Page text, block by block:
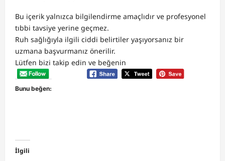
Bu içerik yalnızca bilgilendirme amaçlıdır ve profesyonel
tıbbi tavsiye yerine geçmez.
Ruh sağlığıyla ilgili ciddi belirtiler yaşıyorsanız bir
uzmana başvurmanız önerilir.
Lütfen bizi takip edin ve beğenin
Bunu beğen:
İlgili